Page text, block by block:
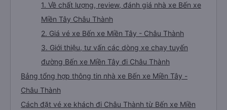
1. Về chất lượng, review, đánh giá nhà xe Bến xe
Miền Tây Châu Thành
2. Giá vé xe Bến xe Miền Tây - Châu Thành
3. Giới thiệu, tư vấn các dòng xe chạy tuyến
đường Bến xe Miền Tây đi Châu Thành
Bảng tổng hợp thông tin nhà xe Bến xe Miền Tây -
Châu Thành
Cách đặt vé xe khách đi Châu Thành từ Bến xe Miền